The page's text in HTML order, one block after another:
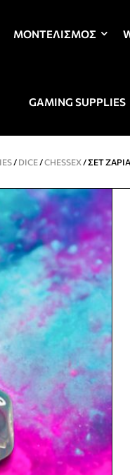
ΜΟΝΤΕΛΙΣΜΌΣ
GAMING SUPPLIES
/ DICE/CHESSEX/ ΣΕΤ ΖΆΡΙΑ